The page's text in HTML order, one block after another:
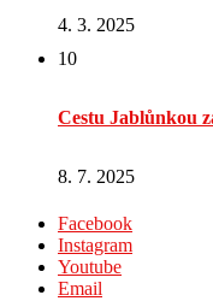
4. 3. 2025
10
Cestu Jablůnkou
8. 7. 2025
Facebook
Instagram
Youtube
Email